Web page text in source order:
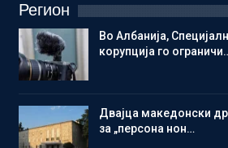
Регион
Во Албанија,
корупција го
Двајца македонски
за „персона нон…